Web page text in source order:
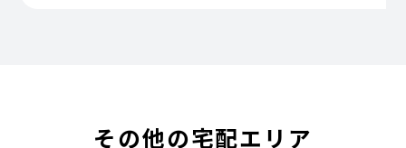
その他の宅配エリア